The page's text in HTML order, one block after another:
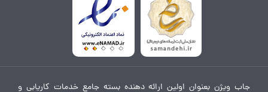
جاب ویژن بعنوان اولین ارائه دهنده بسته جامع خدمات کاریابی و